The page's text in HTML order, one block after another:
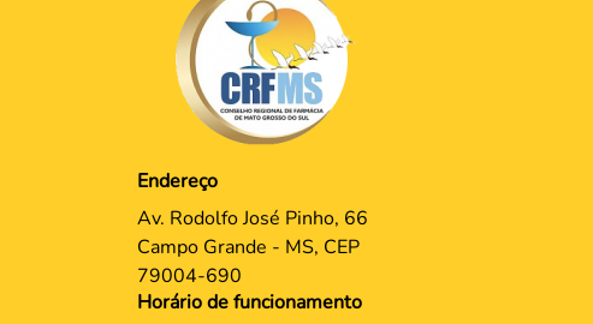
Endereço
Av. Rodolfo José Pinho, 66
Campo Grande - MS, CEP
79004-690
Horário de funcionamento